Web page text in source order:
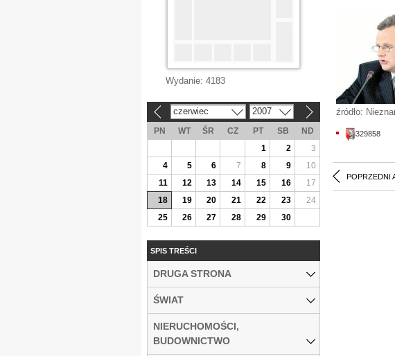
źródło:
329858
POPRZEDNI
Wydanie: 4183
czerwiec 2007
PN WT ŚR CZ PT SB
ND
1
2
3
4
5 6 7 8 9
10
11
12 13 14 15 16
17
18
19 20 21 22 23
24
25
26 27 28 29 30
SPIS TREŚCI
DRUGA STRONA
ŚWIAT
NIERUCHOMOŚCI,
BUDOWNICTWO